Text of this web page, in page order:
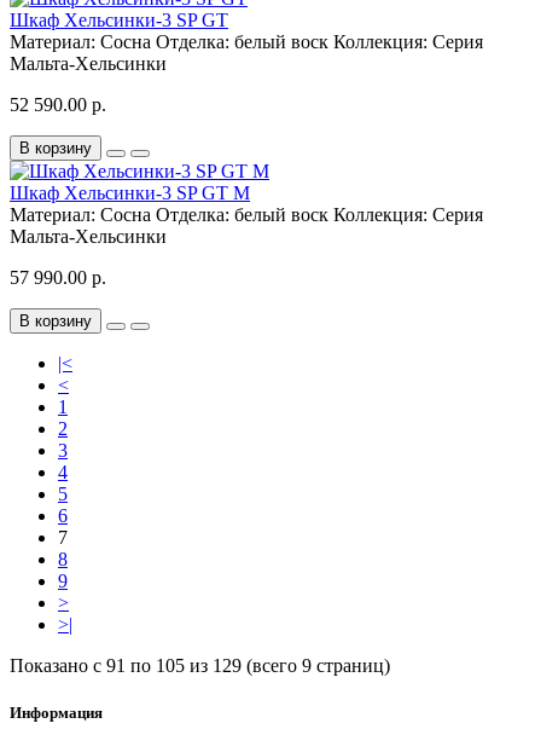
Шкаф Хельсинки-3 SP GT
Материал: Сосна Отделка: белый воск Коллекция: Серия
Мальта-Хельсинки
52 590.00 р.
В корзину
Шкаф Хельсинки-3 SP GT M
Материал: Сосна Отделка: белый воск Коллекция: Серия
Мальта-Хельсинки
57 990.00 р.
В корзину
|<
<
1
2
3
4
5
6
7
8
9
>
>|
Показано с 91 по 105 из 129 (всего 9 страниц)
Информация